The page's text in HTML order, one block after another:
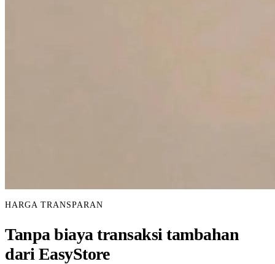
HARGA TRANSPARAN
Tanpa biaya transaksi tambahan
dari EasyStore